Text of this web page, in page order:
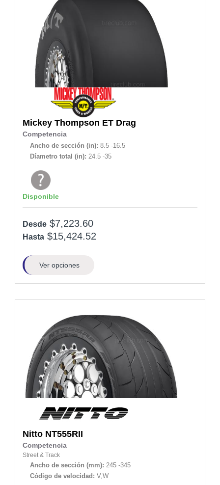
Mickey Thompson ET Drag
Competencia
Ancho de sección (in): 8.5 -16.5
Díametro total (in): 24.5 -35
Disponible
Desde $7,223.60
Hasta $15,424.52
Ver opciones
Nitto NT555RII
Competencia
Street & Track
Ancho de sección (mm): 245 -345
Código de velocidad: V,W